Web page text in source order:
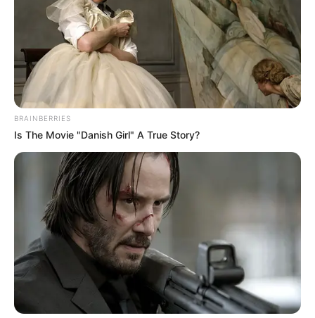
BRAINBERRIES
Is The Movie "Danish Girl" A True Story?